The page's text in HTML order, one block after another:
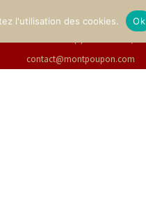
Français
+33(0)2 47 94 21 15/
contact@montpoupon.com
l'utilisation des cookies. Ok